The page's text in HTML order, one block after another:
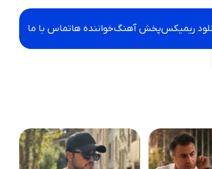
ریمیکسپخش آهنگخواننده هاتماس با ما